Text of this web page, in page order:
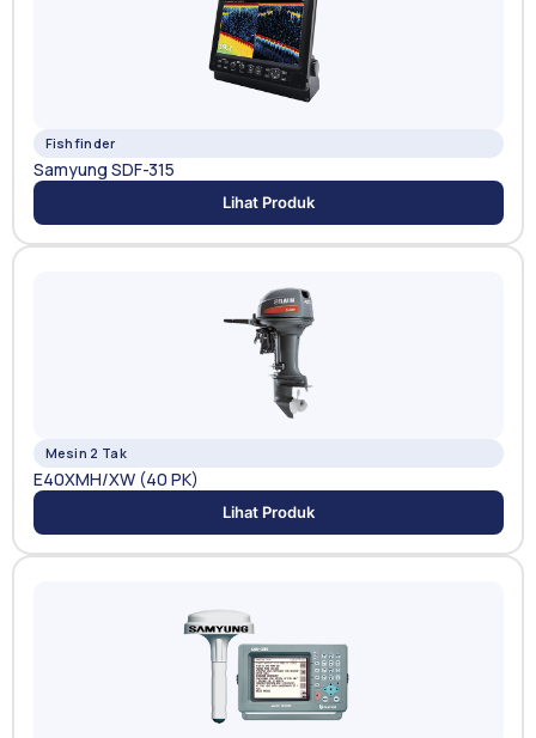
Fishfinder
Samyung SDF-315
Lihat Produk
Mesin 2 Tak
E40XMH/XW (40 PK)
Lihat Produk